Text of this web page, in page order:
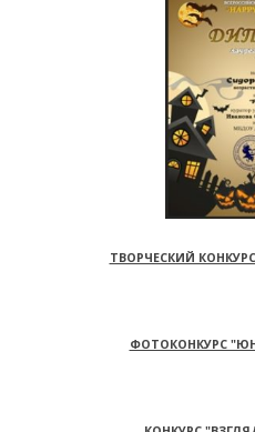
ТВОРЧЕСКИЙ КОНКУРС
ФОТОКОНКУРС